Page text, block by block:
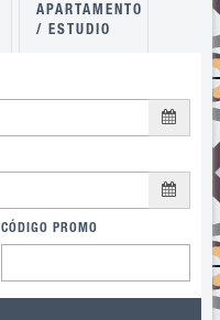
APARTAMENTO
/ ESTUDIO
CÓDIGO PROMO